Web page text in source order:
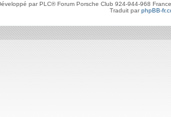
par PLC® Forum Porsche Club 924-944-968
Traduit parphpBB-